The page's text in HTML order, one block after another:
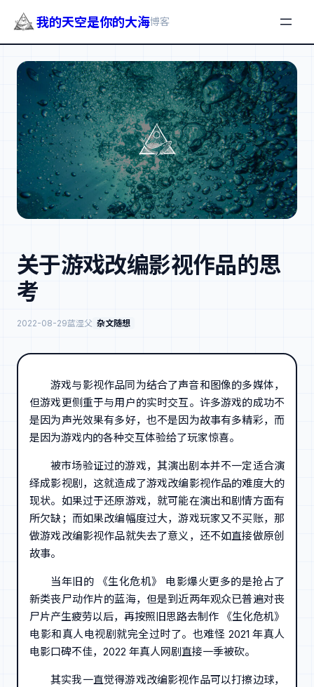
我的天空是你的大海博客
关于游戏改编影视作品的思
考
2022-08-29蓝湿父 杂文随想
游戏与影视作品同为结合了声音和图像的多媒体，
但游戏更侧重于与用户的实时交互。许多游戏的成功不
是因为声光效果有多好，也不是因为故事有多精彩，而
是因为游戏内的各种交互体验给了玩家惊喜。
被市场验证过的游戏，其演出剧本并不一定适合演
绎成影视剧，这就造成了游戏改编影视作品的难度大的
现状。如果过于还原游戏，就可能在演出和剧情方面有
所欠缺；而如果改编幅度过大，游戏玩家又不买账，那
做游戏改编影视作品就失去了意义，还不如直接做原创
故事。
当年旧的 《生化危机》 电影爆火更多的是抢占了
新类丧尸动作片的蓝海，但是到近两年观众已普遍对丧
尸片产生疲劳以后，再按照旧思路去制作 《生化危机》
电影和真人电视剧就完全过时了。也难怪 2021 年真人
电影口碑不佳，2022 年真人网剧直接一季被砍。
其实我一直觉得游戏改编影视作品可以打擦边球，